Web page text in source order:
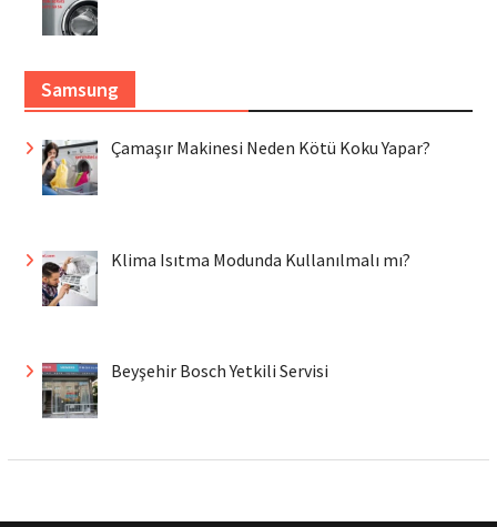
Samsung
Çamaşır Makinesi Neden Kötü Koku Yapar?
Klima Isıtma Modunda Kullanılmalı mı?
Beyşehir Bosch Yetkili Servisi